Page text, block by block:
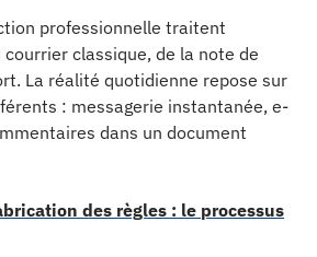
professionnelle traitent
classique, de la note de
La réalité quotidienne repose sur
: messagerie instantanée, e-
dans un document
des règles : le processus